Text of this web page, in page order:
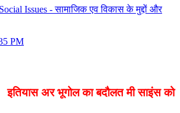
Issues - सामाजिक एव विकास के मुद्दों और
PM
इतियास अर भूगोल का बदौलत मी साइंस को